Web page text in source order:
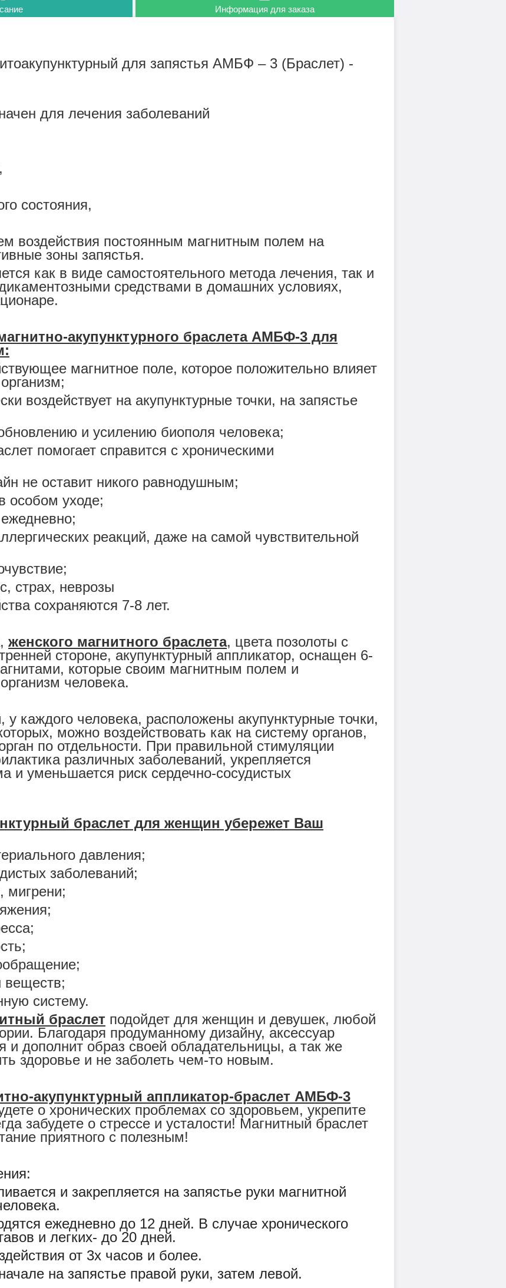
Информация для заказа
для запястья АМБФ – 3 (Браслет) -
для лечения заболеваний
состояния,
воздействия постоянным магнитным полем на
зоны запястья.
как в виде самостоятельного метода лечения, так и
средствами в домашних условиях,
акупунктурного браслета АМБФ-3 для
магнитное поле, которое положительно влияет
воздействует на акупунктурные точки, на запястье
и усилению биополя человека;
помогает справится с хроническими
не оставит никого равнодушным;
особом уходе;
реакций, даже на самой чувствительной
страх, неврозы
сохраняются 7-8 лет.
женского магнитного браслета, цвета позолоты с
стороне, акупунктурный аппликатор, оснащен 6-
которые своим магнитным полем и
человека.
у каждого человека, расположены акупунктурные точки,
можно воздействовать как на систему органов,
по отдельности. При правильной стимуляции
различных заболеваний, укрепляется
и уменьшается риск сердечно-сосудистых
браслет для женщин убережет Ваш
давления;
заболеваний;
мигрени;
веществ;
систему.
браслет подойдет для женщин и девушек, любой
Благодаря продуманному дизайну, аксессуар
и дополнит образ своей обладательницы, а так же
здоровье и не заболеть чем-то новым.
акупунктурный аппликатор-браслет АМБФ-3
о хронических проблемах со здоровьем, укрепите
забудете о стрессе и усталости! Магнитный браслет
приятного с полезным!
и закрепляется на запястье руки магнитной
ежедневно до 12 дней. В случае хронического
и легких- до 20 дней.
от 3х часов и более.
на запястье правой руки, затем левой.